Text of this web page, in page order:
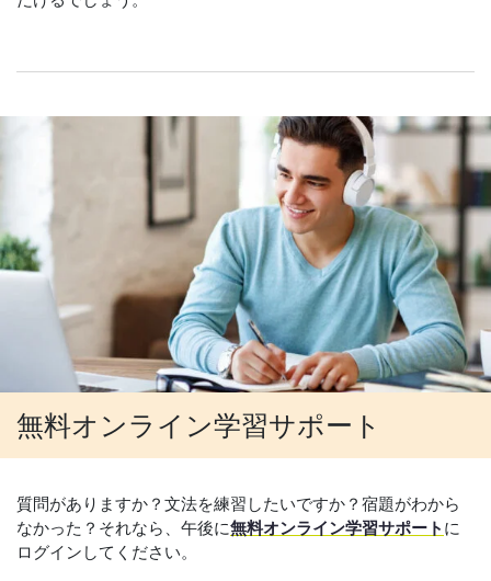
無料オンライン学習サポート
質問がありますか？文法を練習したいですか？宿題がわから
なかった？それなら、午後に無料オンライン学習サポート に
ログインしてください。